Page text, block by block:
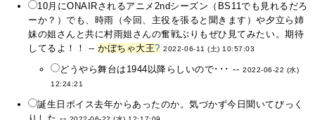
10月にONAIRされるアニメ2ndシーズン（BS11でも見れるだろ
ーか？）でも、時雨（今回、主役を張ると聞きます）や夕立ら姉
妹の姐さんと共に村雨姐さんの奮戦ぶりもぜひ見てみたい。期待
してるよ！！ --かぼちゃ大王? 2022-06-11 (土) 10:57:03
どうやら舞台は1944以降らしいので･･･ -- 2022-06-22 (水)
12:24:21
誕生日ボイス去年からあったのか。気づかず今日聞いてびっく